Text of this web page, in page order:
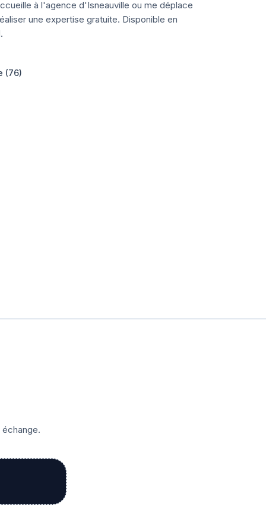
à l'agence d'Isneauville ou me déplace
une expertise gratuite. Disponible en
(76)